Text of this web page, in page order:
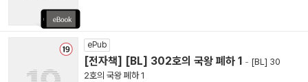
ePub
[전자책] [BL] 302호의 국왕 폐하 1 - [BL] 30
2호의 국왕 폐하 1